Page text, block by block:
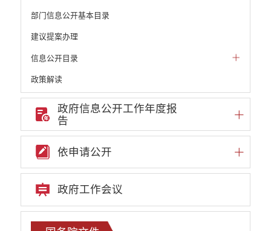
部门信息公开基本目录
建议提案办理
信息公开目录
政策解读
机构职能和权责清单
自然资源政务公开
重点领域信息公开
行政事业性收费
公务员管理
重大决策
政府信息公开工作年度报
告
依申请公开
政府工作会议